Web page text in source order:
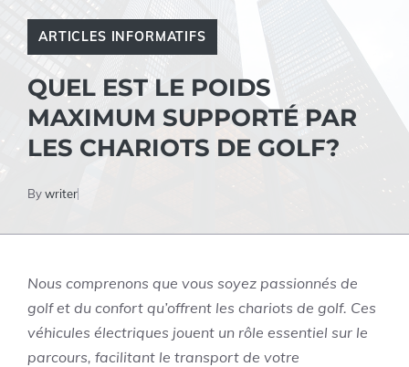
ARTICLES INFORMATIFS
QUEL EST LE POIDS
MAXIMUM SUPPORTÉ PAR
LES CHARIOTS DE GOLF?
Bywriter
Nous comprenons que vous soyez passionnés de
golf et du confort qu’offrent les chariots de golf. Ces
véhicules électriques jouent un rôle essentiel sur le
parcours, facilitant le transport de votre